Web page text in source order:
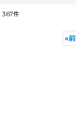
367件
«前